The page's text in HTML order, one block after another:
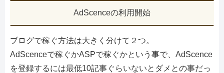
AdScenceの利用開始
ブログで稼ぐ方法は大きく分けて２つ。
AdScenceで稼ぐかASPで稼ぐかという事で、AdScence
を登録するには最低10記事ぐらいないとダメとの事だっ